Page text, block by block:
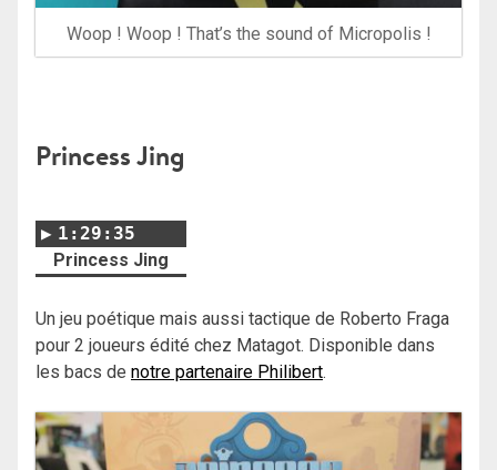
Woop ! Woop ! That’s the sound of Micropolis !
Princess Jing
1:29:35
Princess Jing
Un jeu poétique mais aussi tactique de Roberto Fraga
pour 2 joueurs édité chez Matagot. Disponible dans
les bacs de notre partenaire Philibert.